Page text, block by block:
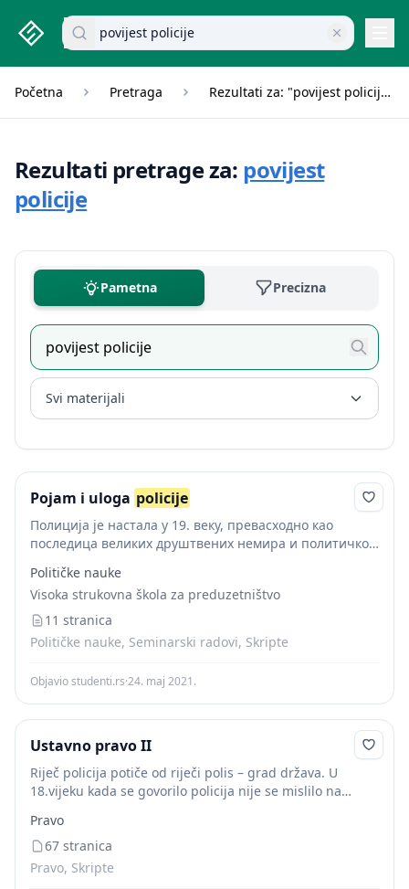
studenti.rs home page
Pretraži dokumente
Početna Pretraga Rezultati za: "povijest policije"
Rezultati pretrage za: povijest
policije
Pametna Precizna
Svi materijali
Pojam i uloga policije
Полиција је настала у 19. веку, превасходно као
последица великих друштвених немира и политичког
Роберт Пил 1829. године, ствара у Лондону прву
професионалну полицијску формацију,...
Političke nauke
Visoka strukovna škola za preduzetništvo
11 stranica
Političke nauke, Seminarski radovi, Skripte
Objavio studenti.rs·24. maj 2021.
Ustavno pravo II
Riječ policija potiče od riječi polis – grad država. U
18.vijeku kada se govorilo policija nije se mislilo na
državne uprave. Svi organi...
Pravo
67 stranica
Pravo, Skripte